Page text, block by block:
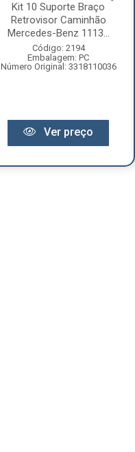
Kit 10 Suporte Braço
Retrovisor Caminhão
Mercedes-Benz 1113...
Código: 2194
Embalagem: PC
Número Original: 3318110036
Ver preço